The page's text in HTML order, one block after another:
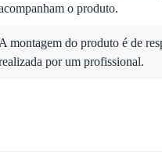
o produto.
A montagem do produto é de
por um profissional.